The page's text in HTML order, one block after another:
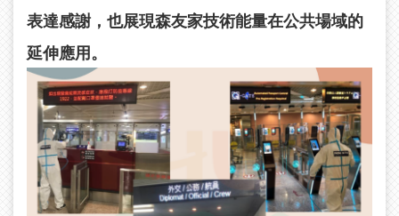
表達感謝，也展現森友家技術能量在公共場域的
延伸應用。